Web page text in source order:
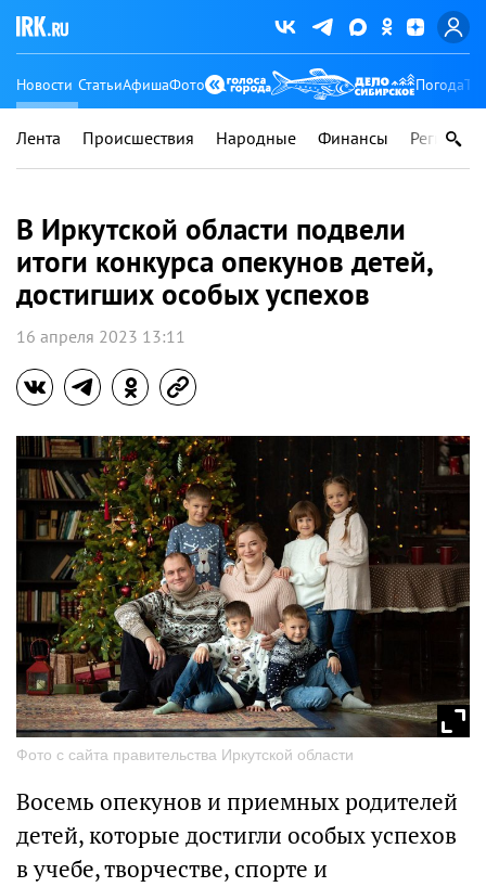
Новости СтатьиАфишаФото Погода
Лента Происшествия Народные Финансы Регионы
В Иркутской области подвели
итоги конкурса опекунов детей,
достигших особых успехов
16 апреля 2023 13:11
Фото с сайта правительства Иркутской области
Восемь опекунов и приемных родителей
детей, которые достигли особых успехов
в учебе, творчестве, спорте и